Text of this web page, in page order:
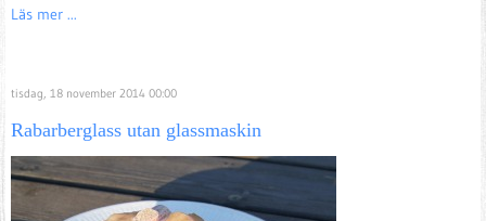
Läs mer ...
tisdag, 18 november 2014 00:00
Rabarberglass utan glassmaskin